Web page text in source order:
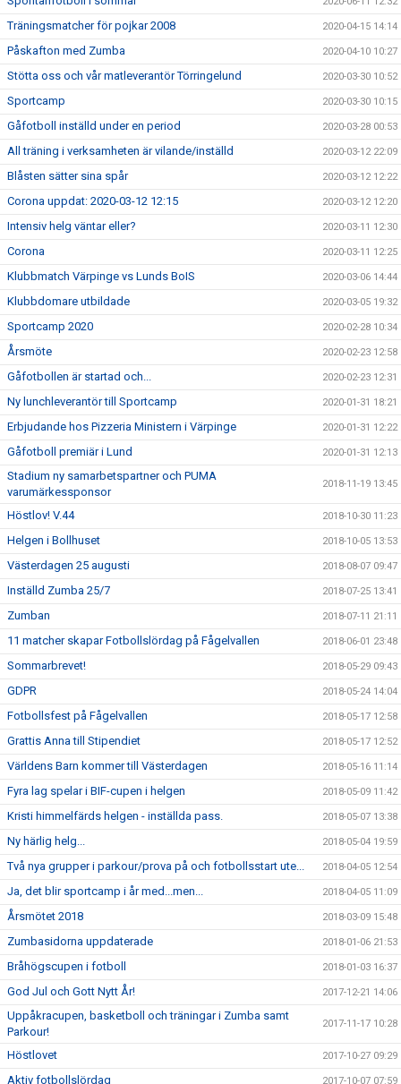
Träningsmatcher för pojkar 2008 2020-04-15 14:14
Påskafton med Zumba 2020-04-10 10:27
Stötta oss och vår matleverantör Törringelund 2020-03-30 10:52
Sportcamp 2020-03-30 10:15
Gåfotboll inställd under en period 2020-03-28 00:53
All träning i verksamheten är vilande/inställd 2020-03-12 22:09
Blåsten sätter sina spår 2020-03-12 12:22
Corona uppdat: 2020-03-12 12:15 2020-03-12 12:20
Intensiv helg väntar eller? 2020-03-11 12:30
Corona 2020-03-11 12:25
Klubbmatch Värpinge vs Lunds BoIS 2020-03-06 14:44
Klubbdomare utbildade 2020-03-05 19:32
Sportcamp 2020 2020-02-28 10:34
Årsmöte 2020-02-23 12:58
Gåfotbollen är startad och... 2020-02-23 12:31
Ny lunchleverantör till Sportcamp 2020-01-31 18:21
Erbjudande hos Pizzeria Ministern i Värpinge 2020-01-31 12:22
Gåfotboll premiär i Lund 2020-01-31 12:13
Stadium ny samarbetspartner och PUMA
varumärkessponsor
2018-11-19 13:45
Höstlov! V.44 2018-10-30 11:23
Helgen i Bollhuset 2018-10-05 13:53
Västerdagen 25 augusti 2018-08-07 09:47
Inställd Zumba 25/7 2018-07-25 13:41
Zumban 2018-07-11 21:11
11 matcher skapar Fotbollslördag på Fågelvallen 2018-06-01 23:48
Sommarbrevet! 2018-05-29 09:43
GDPR 2018-05-24 14:04
Fotbollsfest på Fågelvallen 2018-05-17 12:58
Grattis Anna till Stipendiet 2018-05-17 12:52
Världens Barn kommer till Västerdagen 2018-05-16 11:14
Fyra lag spelar i BIF-cupen i helgen 2018-05-09 11:42
Kristi himmelfärds helgen - inställda pass. 2018-05-07 13:38
Ny härlig helg... 2018-05-04 19:59
Två nya grupper i parkour/prova på och fotbollsstart ute... 2018-04-05 12:54
Ja, det blir sportcamp i år med...men... 2018-04-05 11:09
Årsmötet 2018 2018-03-09 15:48
Zumbasidorna uppdaterade 2018-01-06 21:53
Bråhögscupen i fotboll 2018-01-03 16:37
God Jul och Gott Nytt År! 2017-12-21 14:06
Uppåkracupen, basketboll och träningar i Zumba samt
Parkour!
2017-11-17 10:28
Höstlovet 2017-10-27 09:29
Aktiv fotbollslördag 2017-10-07 07:59